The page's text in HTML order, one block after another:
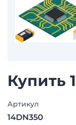
Купить
Артикул
14DN350